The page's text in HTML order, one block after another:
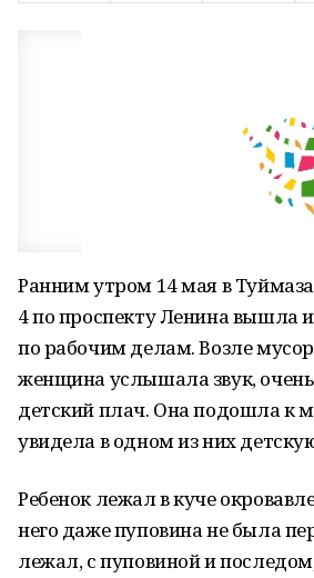
Ранним утром 14 мая в
4 по проспекту Ленина вышла
по рабочим делам. Возле
женщина услышала звук,
детский плач. Она подошла к
увидела в одном из них
Ребенок лежал в куче
него даже пуповина не была
лежал, с пуповиной и